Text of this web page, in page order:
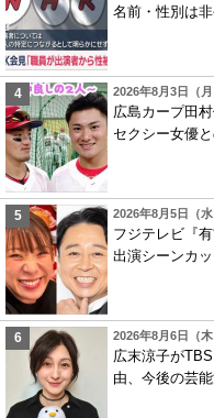
名前・性別は
2026年8月3日（
広島カープ田
セクシー女優
2026年8月5日（
フジテレビ『
出演シーンカ
2026年8月6日（
広末涼子が
由、今後の芸